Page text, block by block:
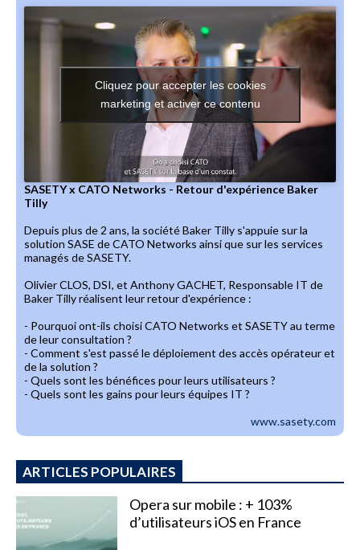
Cliquez pour accepter les cookies
marketing et activer ce contenu
SASETY x CATO Networks - Retour d'expérience Baker
Tilly
Depuis plus de 2 ans, la société Baker Tilly s'appuie sur la
solution SASE de CATO Networks ainsi que sur les services
managés de SASETY.
Olivier CLOS, DSI, et Anthony GACHET, Responsable IT de
Baker Tilly réalisent leur retour d'expérience :
- Pourquoi ont-ils choisi CATO Networks et SASETY au terme
de leur consultation ?
- Comment s'est passé le déploiement des accès opérateur et
de la solution ?
- Quels sont les bénéfices pour leurs utilisateurs ?
- Quels sont les gains pour leurs équipes IT ?
www.sasety.com
ARTICLES POPULAIRES
Opera sur mobile : + 103%
d’utilisateurs iOS en France